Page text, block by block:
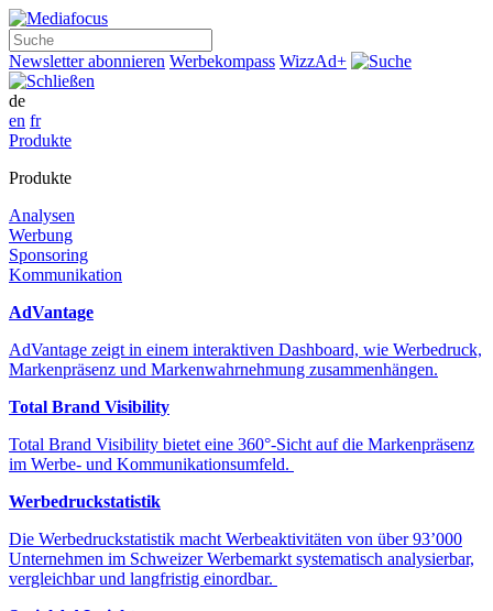
Newsletter abonnieren Werbekompass WizzAd+ Suche
de
en fr
Produkte
Produkte
Analysen
Werbung
Sponsoring
Kommunikation
AdVantage
AdVantage zeigt in einem interaktiven Dashboard, wie Werbedruck,
Markenpräsenz und Markenwahrnehmung zusammenhängen.
Total Brand Visibility
Total Brand Visibility bietet eine 360°-Sicht auf die Markenpräsenz
im Werbe- und Kommunikationsumfeld.
Werbedruckstatistik
Die Werbedruckstatistik macht Werbeaktivitäten von über 93’000
Unternehmen im Schweizer Werbemarkt systematisch analysierbar,
vergleichbar und langfristig einordbar.